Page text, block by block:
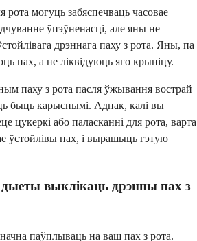
рота могуць забяспечваць часовае
ўпэўненасці, але яны не
дрэннага паху з рота. Яны, па
пах, а не ліквідуюць яго крыніцу.
паху з рота пасля ўжывання вострай
быць карыснымі. Аднак, калі вы
цукеркі або паласканні для рота, варта
ўстойлівы пах, і вырашыць гэтую
выклікаць дрэнны пах з
паўплываць на ваш пах з рота.